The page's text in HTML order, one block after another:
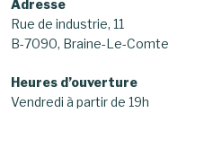
Adresse
Rue de industrie, 11
B-7090, Braine-Le-Comte
Heures d’ouverture
Vendredi à partir de 19h